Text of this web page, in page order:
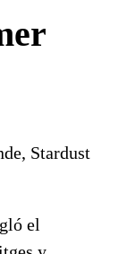
Stardust
el